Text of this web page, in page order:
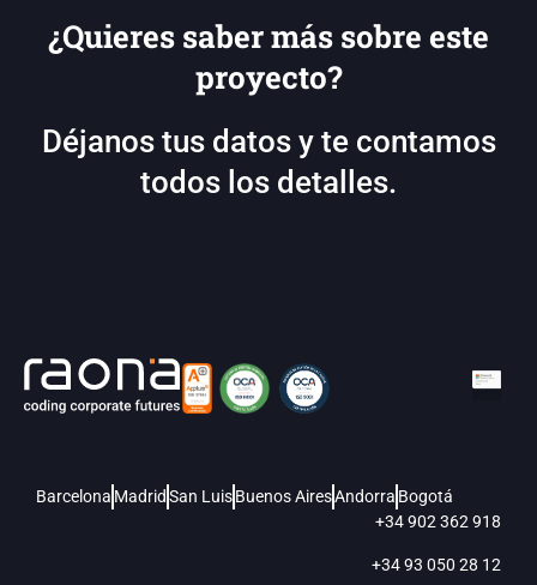
¿Quieres saber más sobre este
proyecto?
Déjanos tus datos y te contamos
todos los detalles.
Barcelona MadridSan LuisBuenos AiresAndorra Bogotá
+34 902 362 918
+34 93 050 28 12